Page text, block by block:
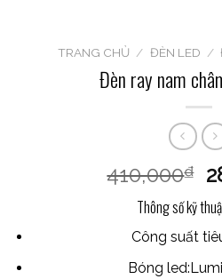
TRANG CHỦ / ĐÈN LED /
Đèn ray nam
410,000₫
Thông số kỹ
Công suất
Bóng led: